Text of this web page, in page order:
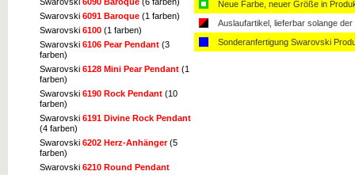
Swarovski 6091 Baroque (1 farben)
Swarovski 6100 (1 farben)
Swarovski 6106 Pear Pendant (3
farben)
Swarovski 6128 Mini Pear Pendant (1
farben)
Swarovski 6190 Rock Pendant (10
farben)
Swarovski 6191 Divine Rock Pendant
(4 farben)
Swarovski 6202 Herz-Anhänger(5
farben)
Swarovski 6210 Round Pendant
Neue Farbe, neuer Größe in
Auslaufartikel, lieferbar solange der
Sonderanfertigung Swarovski